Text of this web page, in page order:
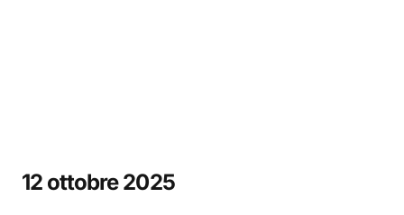
12 ottobre 2025